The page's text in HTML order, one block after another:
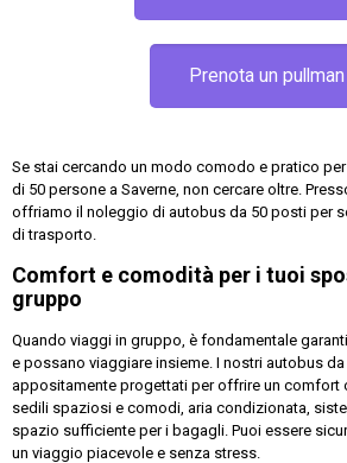
Prenota un pullman
Se stai cercando un modo comodo e pratico
di 50 persone a Saverne, non cercare oltre.
offriamo il noleggio di autobus da 50 posti per
di trasporto.
Comfort e comodità per i tuoi
gruppo
Quando viaggi in gruppo, è fondamentale
e possano viaggiare insieme. I nostri autobus
appositamente progettati per offrire un comfort
sedili spaziosi e comodi, aria condizionata,
spazio sufficiente per i bagagli. Puoi essere
un viaggio piacevole e senza stress.